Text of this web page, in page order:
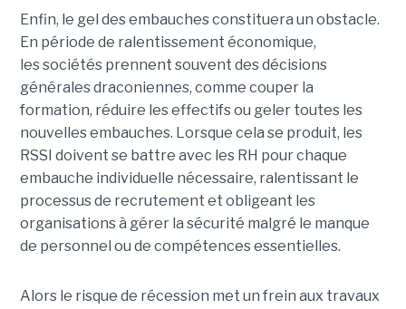
Enfin, le gel des embauches constituera un obstacle.
En période de ralentissement économique,
les sociétés prennent souvent des décisions
générales draconiennes, comme couper la
formation, réduire les effectifs ou geler toutes les
nouvelles embauches. Lorsque cela se produit, les
RSSI doivent se battre avec les RH pour chaque
embauche individuelle nécessaire, ralentissant le
processus de recrutement et obligeant les
organisations à gérer la sécurité malgré le manque
de personnel ou de compétences essentielles.
Alors le risque de récession met un frein aux travaux